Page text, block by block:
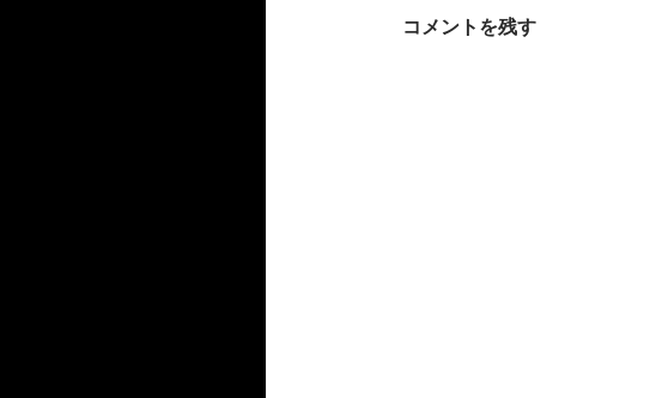
コメントを残す